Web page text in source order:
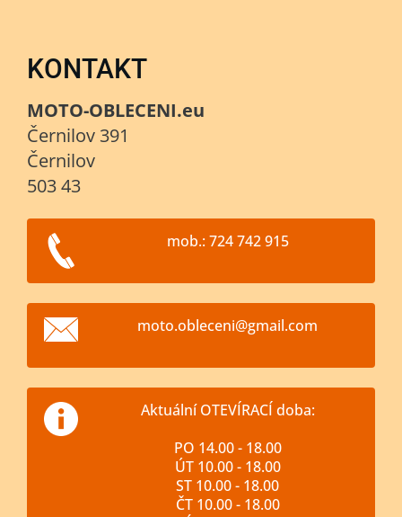
KONTAKT
MOTO-OBLECENI.eu
Černilov 391
Černilov
503 43
mob.: 724 742 915
moto.obleceni@gmail.com
Aktuální OTEVÍRACÍ doba:
PO 14.00 - 18.00
ÚT 10.00 - 18.00
ST 10.00 - 18.00
ČT 10.00 - 18.00